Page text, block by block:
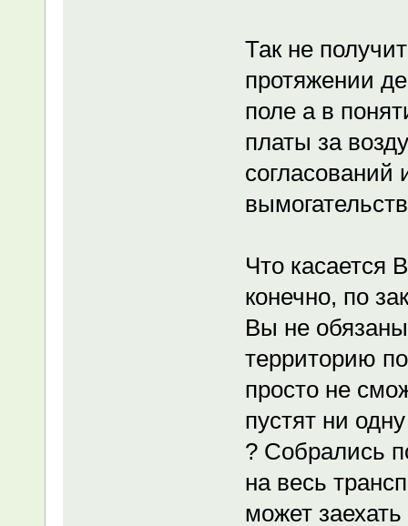
Так не
протяжении
поле а в
платы за
Что касается
конечно, по
Вы не
территорию
просто не
пустят ни
? Собрались
на весь
может